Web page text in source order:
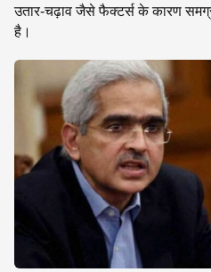
उतार-चढ़ाव जैसे फैक्टर्स के कारण
है।